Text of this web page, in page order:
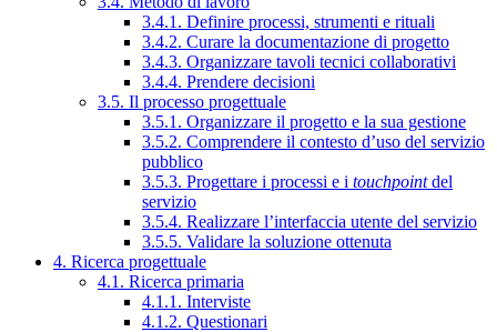
3.4.1. Definire processi, strumenti e rituali
3.4.2. Curare la documentazione di progetto
3.4.3. Organizzare tavoli tecnici collaborativi
3.4.4. Prendere decisioni
3.5. Il processo progettuale
3.5.1. Organizzare il progetto e la sua gestione
3.5.2. Comprendere il contesto d’uso del servizio
pubblico
3.5.3. Progettare i processi e i touchpointdel
servizio
3.5.4. Realizzare l’interfaccia utente del servizio
3.5.5. Validare la soluzione ottenuta
4. Ricerca progettuale
4.1. Ricerca primaria
4.1.1. Interviste
4.1.2. Questionari